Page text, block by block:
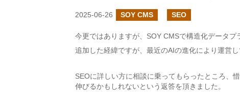
2025-06-26 SOY CMS SEO
今更ではありますが、SOY CMSで構造化データプ
追加した経緯ですが、最近のAIの進化により運営
SEOに詳しい方に相談に乗ってもらったところ、
伸びるかもしれないという返答を頂きました。